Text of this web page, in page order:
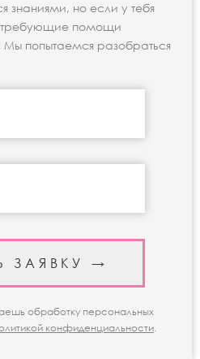
знаниями, но если у тебя
требующие помощи
попытаемся разобраться
обработку персональных
конфиденциальности.